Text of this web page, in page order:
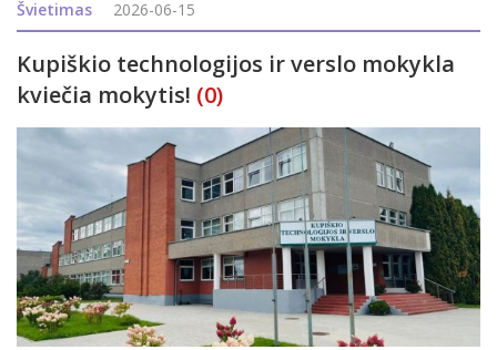
vietų suplanuota
Švietimas 2026-06-15
Kupiškio technologijos ir verslo mokykla
kviečia mokytis! (0)